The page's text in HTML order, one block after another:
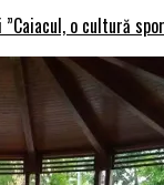
o cultură